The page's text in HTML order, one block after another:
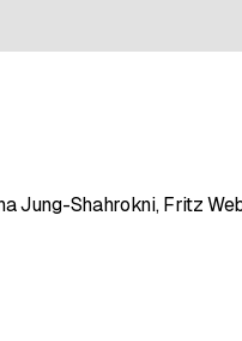
Jung-Shahrokni, Fritz